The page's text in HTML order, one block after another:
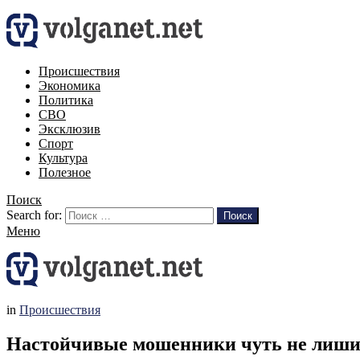
Происшествия
Экономика
Политика
СВО
Эксклюзив
Спорт
Культура
Полезное
Поиск
Search for:
Поиск
Меню
in Происшествия
Настойчивые мошенники чуть не